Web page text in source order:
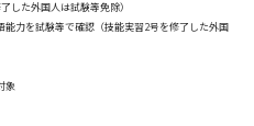
した外国人は試験等免除）
力を試験等で確認（技能実習2号を修了した外国
象